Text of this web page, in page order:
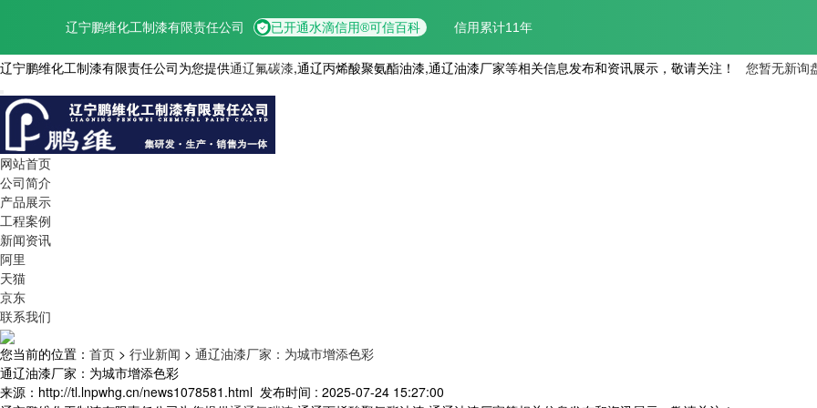
辽宁鹏维化工制漆有限责任公司为您提供通辽氟碳漆,通辽丙烯酸聚氨酯油漆,通辽油漆厂家等相关信息发布和资讯展示，敬请关注！ 您暂无新询
网站首页
公司简介
产品展示
工程案例
新闻资讯
阿里
天猫
京东
联系我们
您当前的位置： 首页 > 行业新闻 > 通辽油漆厂家：为城市增添色彩
通辽油漆厂家：为城市增添色彩
来源：http://tl.lnpwhg.cn/news1078581.html 发布时间 : 2025-07-24 15:27:00